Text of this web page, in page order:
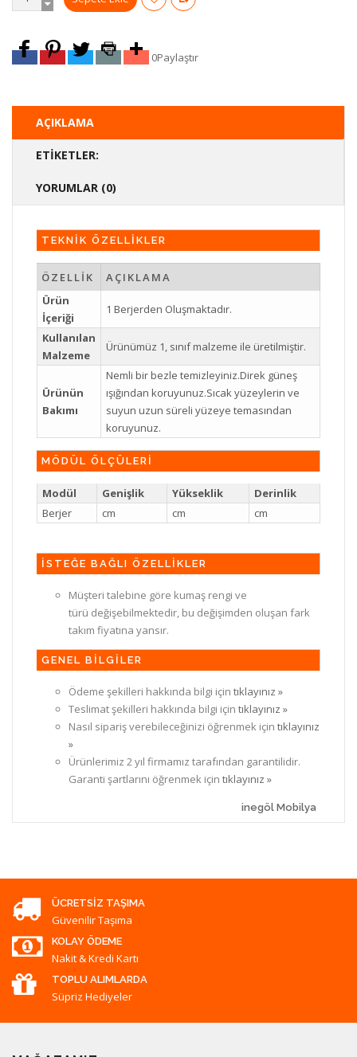
0Paylaştır
AÇIKLAMA
ETIKETLER:
YORUMLAR (0)
TEKNİK ÖZELLİKLER
ÖZELLİK
AÇIKLAMA
Ürün
İçeriği
1 Berjerden Oluşmaktadır.
Kullanılan
Malzeme
Ürünümüz 1, sınıf malzeme ile üretilmiştir.
Ürünün
Bakımı
Nemli bir bezle temizleyiniz.Direk güneş
ışığından koruyunuz.Sıcak yüzeylerin ve
suyun uzun süreli yüzeye temasından
koruyunuz.
MÖDÜL ÖLÇÜLERİ
Modül Genişlik Yükseklik
Derinlik
Berjer
cm cm cm
İSTEĞE BAĞLI ÖZELLİKLER
Müşteri talebine göre kumaş rengi ve
türü değişebilmektedir, bu değişimden oluşan fark
takım fiyatına yansır.
GENEL BİLGİLER
Ödeme şekilleri hakkında bilgi için tıklayınız »
Teslimat şekilleri hakkında bilgi için tıklayınız »
Nasıl sipariş verebileceğinizi öğrenmek için tıklayınız
»
Ürünlerimiz 2 yıl firmamız tarafından garantilidir.
Garanti şartlarını öğrenmek için tıklayınız »
inegöl Mobilya
ÜCRETSIZ TAŞIMA
Güvenilir Taşıma
KOLAY ÖDEME
Nakit & Kredi Kartı
TOPLU ALIMLARDA
Süpriz Hediyeler